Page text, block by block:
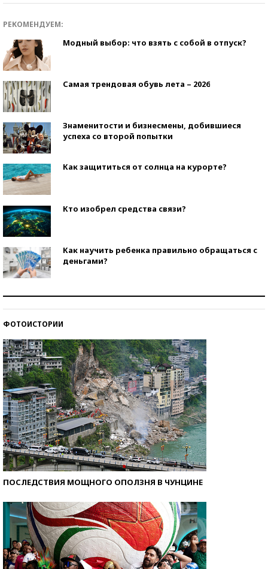
РЕКОМЕНДУЕМ:
Модный выбор: что взять с собой в отпуск?
Самая трендовая обувь лета – 2026
Знаменитости и бизнесмены, добившиеся
успеха со второй попытки
Как защититься от солнца на курорте?
Кто изобрел средства связи?
Как научить ребенка правильно обращаться с
деньгами?
ФОТОИСТОРИИ
ПОСЛЕДСТВИЯ МОЩНОГО ОПОЛЗНЯ В ЧУНЦИНЕ